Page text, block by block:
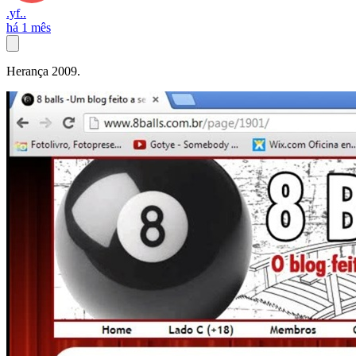
.yf..
há 1 mês
Herança 2009.